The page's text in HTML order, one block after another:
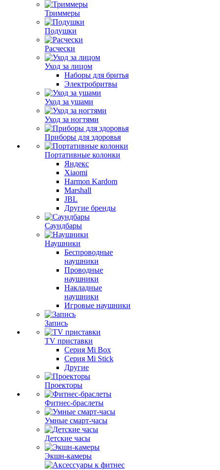
Триммеры
Подушки
Расчески
Уход за лицом
Наборы для бритья
Электробритвы
Уход за ушами
Уход за ногтями
Приборы для здоровья
Портативные колонки
Яндекс
Xiaomi
Harmon Kardom
Marshall
JBL
Другие бренды
Саундбары
Наушники
Беспроводные
наушники
Проводные
наушники
Накладные
наушники
Игровые наушники
Запись
TV приставки
Серия Mi Box
Серия Mi Stick
Другие
Проекторы
Фитнес-браслеты
Умные смарт-часы
Детские часы
Экшн-камеры